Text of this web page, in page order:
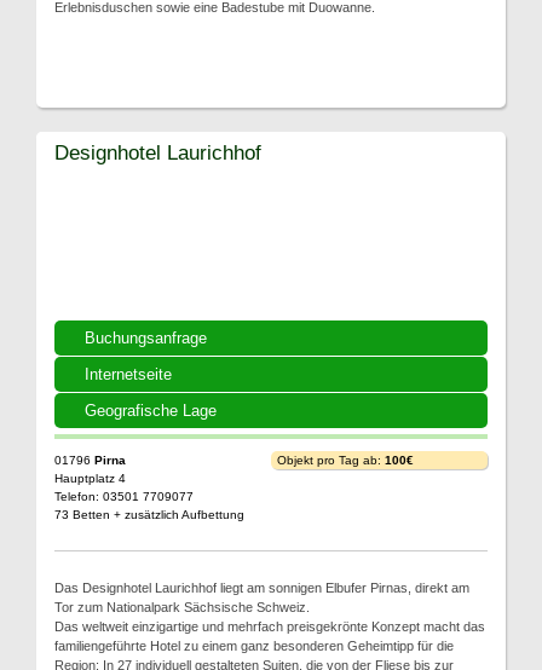
Erlebnisduschen sowie eine Badestube mit Duowanne.
Buchungsanfrage
Internetseite
Geografische Lage
Designhotel Laurichhof
01796 Pirna
Hauptplatz 4
Telefon: 03501 7709077
73 Betten + zusätzlich Aufbettung
Objekt pro Tag ab: 100€
Das Designhotel Laurichhof liegt am sonnigen Elbufer Pirnas, direkt am
Tor zum Nationalpark Sächsische Schweiz.
Das weltweit einzigartige und mehrfach preisgekrönte Konzept macht das
familiengeführte Hotel zu einem ganz besonderen Geheimtipp für die
Region: In 27 individuell gestalteten Suiten, die von der Fliese bis zur